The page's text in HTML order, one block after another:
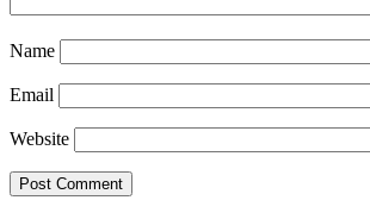
Name
Email
Website